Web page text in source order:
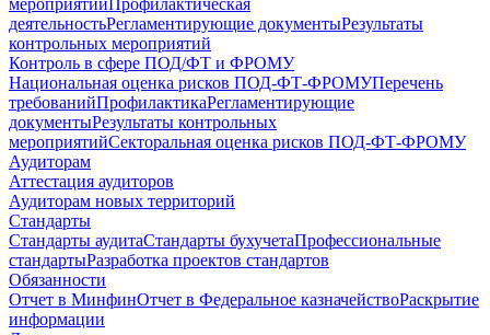
мероприятийПрофилактическая
деятельностьРегламентирующие документыРезультаты
контрольных мероприятий
Контроль в сфере ПОД/ФТ и ФРОМУ
Национальная оценка рисков ПОД-ФТ-ФРОМУПеречень
требованийПрофилактикаРегламентирующие
документыРезультаты контрольных
мероприятийСекторальная оценка рисков ПОД-ФТ-ФРОМУ
Аудиторам
Аттестация аудиторов
Аудиторам новых территорий
Стандарты
Стандарты аудитаСтандарты бухучетаПрофессиональные
стандартыРазработка проектов стандартов
Обязанности
Отчет в МинфинОтчет в Федеральное казначействоРаскрытие
информации